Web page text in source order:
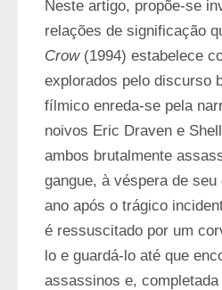
Neste artigo, propõe-se
relações de significação
Crow (1994) estabelece
explorados pelo discurso
fílmico enreda-se pela
noivos Eric Draven e
ambos brutalmente
gangue, à véspera de
ano após o trágico
é ressuscitado por um
lo e guardá-lo até que
assassinos e,